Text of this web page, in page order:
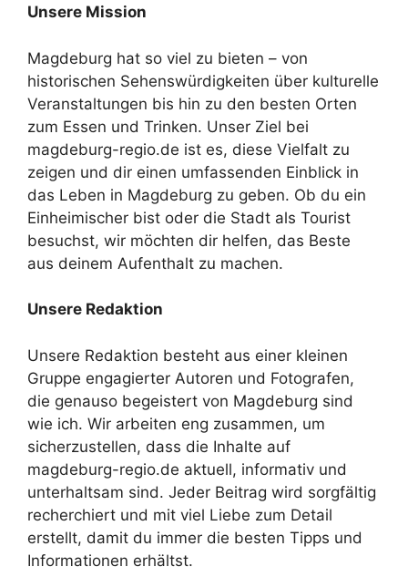
Unsere Mission
Magdeburg hat so viel zu bieten – von
historischen Sehenswürdigkeiten über kulturelle
Veranstaltungen bis hin zu den besten Orten
zum Essen und Trinken. Unser Ziel bei
magdeburg-regio.de ist es, diese Vielfalt zu
zeigen und dir einen umfassenden Einblick in
das Leben in Magdeburg zu geben. Ob du ein
Einheimischer bist oder die Stadt als Tourist
besuchst, wir möchten dir helfen, das Beste
aus deinem Aufenthalt zu machen.
Unsere Redaktion
Unsere Redaktion besteht aus einer kleinen
Gruppe engagierter Autoren und Fotografen,
die genauso begeistert von Magdeburg sind
wie ich. Wir arbeiten eng zusammen, um
sicherzustellen, dass die Inhalte auf
magdeburg-regio.de aktuell, informativ und
unterhaltsam sind. Jeder Beitrag wird sorgfältig
recherchiert und mit viel Liebe zum Detail
erstellt, damit du immer die besten Tipps und
Informationen erhältst.